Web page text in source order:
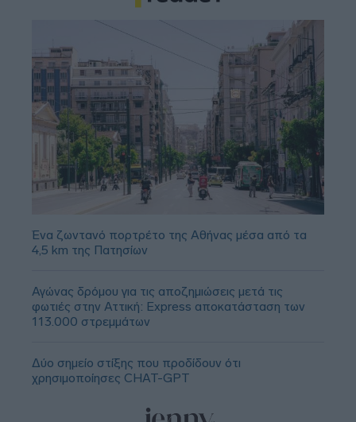
Ένα ζωντανό πορτρέτο της Αθήνας μέσα από τα
4,5 km της Πατησίων
Αγώνας δρόμου για τις αποζημιώσεις μετά τις
φωτιές στην Αττική: Express αποκατάσταση των
113.000 στρεμμάτων
Δύο σημείο στίξης που προδίδουν ότι
χρησιμοποίησες CHAT-GPT